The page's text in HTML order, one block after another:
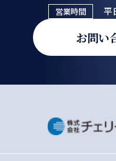
営業時間 平
お問い